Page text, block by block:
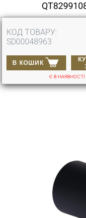
КОД ТОВАРУ:
SD00048963
В КОШИК
Є В НАЯВНОСТІ